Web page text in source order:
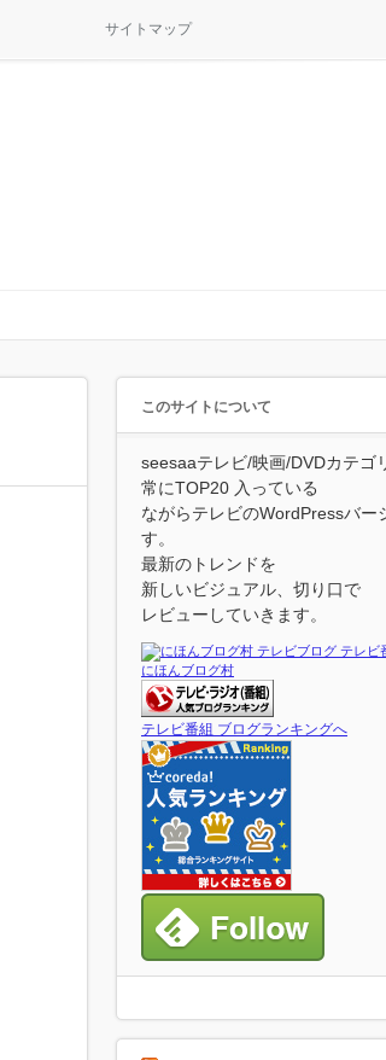
サイトマップ
このサイトについて
seesaaテレビ/映画/DVDカテゴ
常にTOP20 入っている
ながらテレビのWordPressバー
す。
最新のトレンドを
新しいビジュアル、切り口で
レビューしていきます。
にほんブログ村
テレビ番組 ブログランキングへ